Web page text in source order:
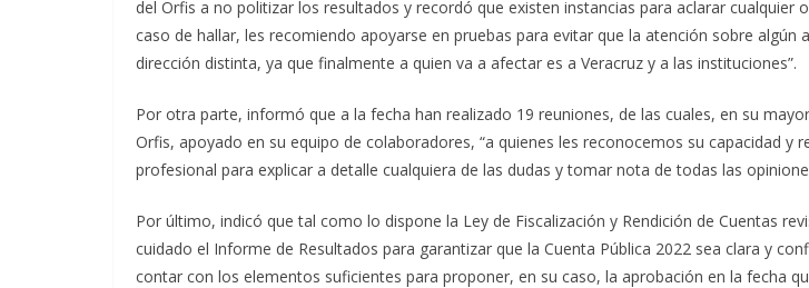
del Orfis a no politizar los resultados y recordó que existen instancias para aclarar cualquier
caso de hallar, les recomiendo apoyarse en pruebas para evitar que la atención sobre algún
dirección distinta, ya que finalmente a quien va a afectar es a Veracruz y a las instituciones”.
Por otra parte, informó que a la fecha han realizado 19 reuniones, de las cuales, en su
Orfis, apoyado en su equipo de colaboradores, “a quienes les reconocemos su capacidad y
profesional para explicar a detalle cualquiera de las dudas y tomar nota de todas las
Por último, indicó que tal como lo dispone la Ley de Fiscalización y Rendición de Cuentas
cuidado el Informe de Resultados para garantizar que la Cuenta Pública 2022 sea clara y
contar con los elementos suficientes para proponer, en su caso, la aprobación en la fecha